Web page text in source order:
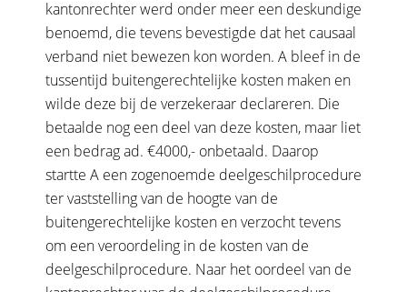
kantonrechter werd onder meer een deskundige
benoemd, die tevens bevestigde dat het causaal
verband niet bewezen kon worden. A bleef in de
tussentijd buitengerechtelijke kosten maken en
wilde deze bij de verzekeraar declareren. Die
betaalde nog een deel van deze kosten, maar liet
een bedrag ad. €4000,- onbetaald. Daarop
startte A een zogenoemde deelgeschilprocedure
ter vaststelling van de hoogte van de
buitengerechtelijke kosten en verzocht tevens
om een veroordeling in de kosten van de
deelgeschilprocedure. Naar het oordeel van de